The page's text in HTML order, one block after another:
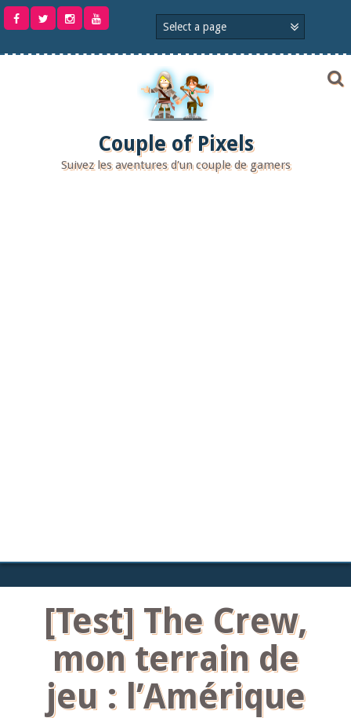
Aller
Couple of Pixels
Suivez les aventures d'un couple de gamers
[Test] The Crew,
mon terrain de
jeu : l’Amérique